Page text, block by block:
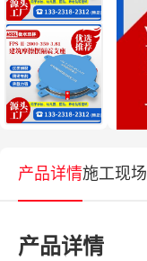
产品详情施工现场
产品详情